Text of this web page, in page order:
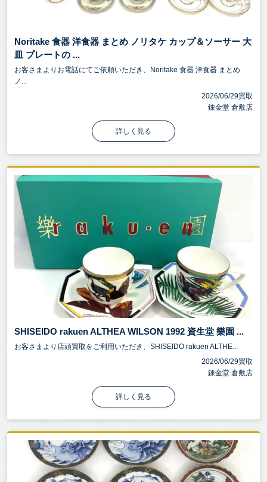
Noritake 食器 洋食器 まとめ ノリタケ カップ＆ソーサー 大
皿 プレートの ...
お客さまよりお電話にてご依頼いただき、Noritake 食器 洋食器 まとめ
ノ...
2026/06/29買取
錬金堂 倉敷店
詳しく見る
SHISEIDO rakuen ALTHEA WILSON 1992 資生堂 樂園 ...
お客さまより店頭買取をご利用いただき、SHISEIDO rakuen ALTHE...
2026/06/29買取
錬金堂 倉敷店
詳しく見る